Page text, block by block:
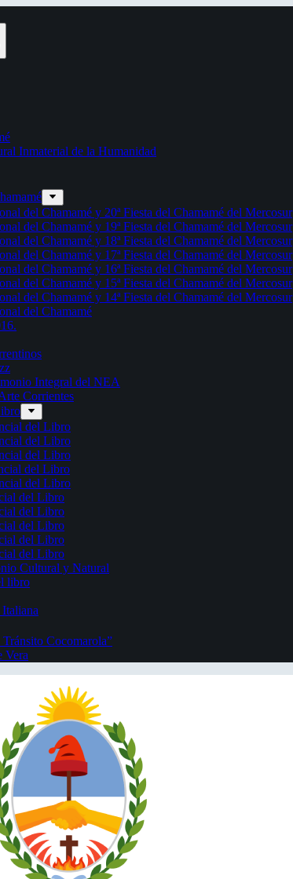
Inmaterial de la Humanidad
del Chamamé y 20ª Fiesta del Chamamé del Mercosur
del Chamamé y 19ª Fiesta del Chamamé del Mercosur
del Chamamé y 18ª Fiesta del Chamamé del Mercosur
del Chamamé y 17ª Fiesta del Chamamé del Mercosur
del Chamamé y 16ª Fiesta del Chamamé del Mercosur
del Chamamé y 15ª Fiesta del Chamamé del Mercosur
del Chamamé y 14ª Fiesta del Chamamé del Mercosur
del Chamamé
Integral del NEA
Corrientes
del Libro
del Libro
del Libro
del Libro
del Libro
del Libro
del Libro
del Libro
del Libro
del Libro
Cultural y Natural
libro
Cocomarola”
Vera